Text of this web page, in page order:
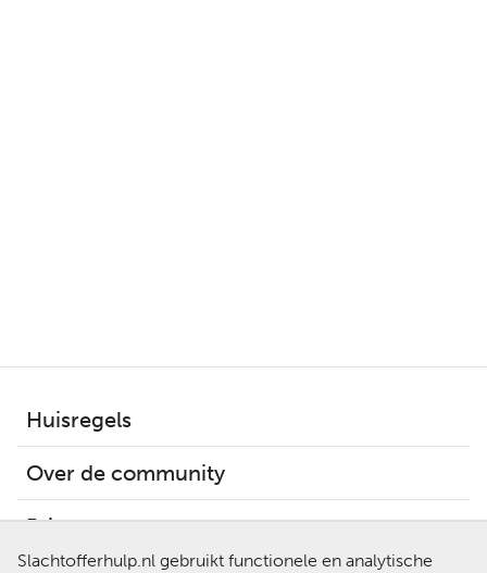
Slachtofferhulp.nl gebruikt functionele en analytische
Huisregels
Over de community
Privacy